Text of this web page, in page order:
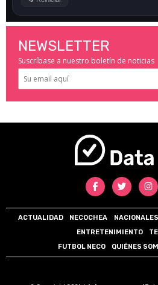
NEWSLETTER
Suscríbase a nuestro boletín de noticias
ACTUALIDAD NECOCHEA NACIONALES
ENTRETENIMIENTO
FUTBOL NECO
QUIÉNES